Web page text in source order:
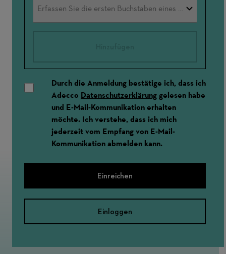
Durch die Anmeldung bestätige ich, dass ich
Adecco Datenschutzerklärung gelesen habe
und E-Mail-Kommunikation erhalten
möchte. Ich verstehe, dass ich mich
jederzeit vom Empfang von E-Mail-
Kommunikation abmelden kann.
Einreichen
Einloggen